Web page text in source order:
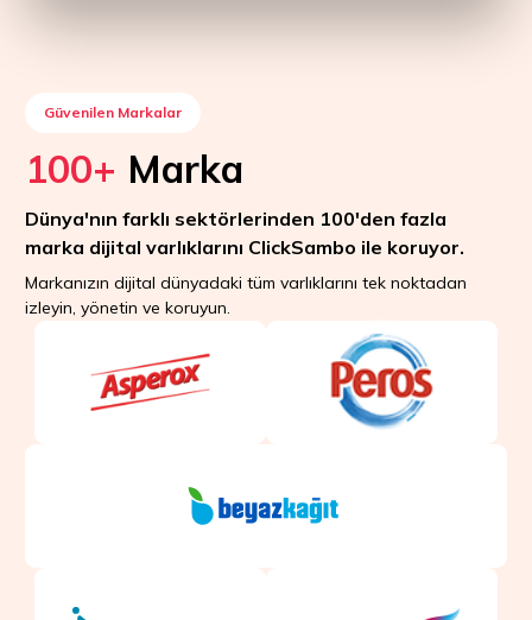
Güvenilen Markalar
100+ Marka
Dünya'nın farklı sektörlerinden 100'den fazla
marka dijital varlıklarını ClickSambo ile koruyor.
Markanızın dijital dünyadaki tüm varlıklarını tek noktadan
izleyin, yönetin ve koruyun.